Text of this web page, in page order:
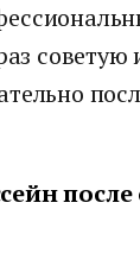
советую